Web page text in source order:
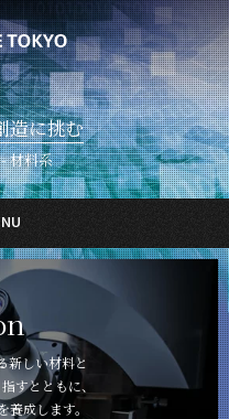
造に挑む
材料系
新しい材料と
すとともに、
成します。
English